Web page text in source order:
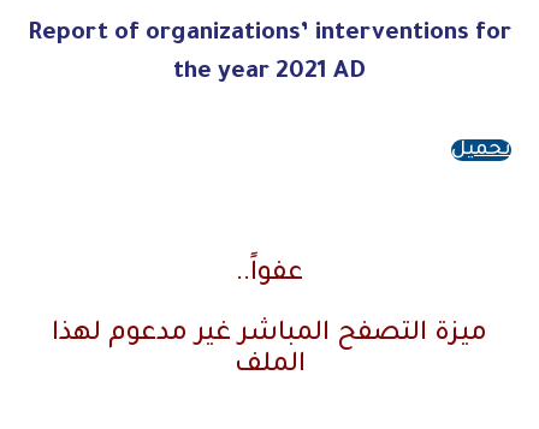
Report of organizations’ interventions for
the year 2021 AD
تحميل
عفواً..
ميزة التصفح المباشر غير مدعوم لهذا
الملف